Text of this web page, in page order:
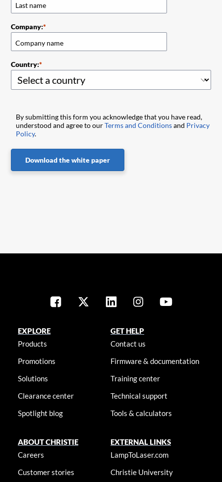
Company:
Country:
By submitting this form you acknowledge that you have read,
understood and agree to ourTerms and Conditionsand Privacy
Policy.
Download the white paper
EXPLORE
Products
Promotions
Solutions
Clearance center
Spotlight blog
GET HELP
Contact us
Firmware & documentation
Training center
Technical support
Tools & calculators
ABOUT CHRISTIE
Careers
Customer stories
EXTERNAL LINKS
LampToLaser.com
Christie University